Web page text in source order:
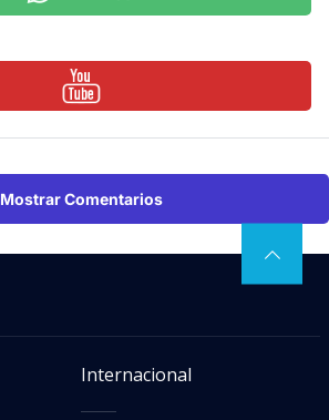
Mostrar Comentarios
Internacional